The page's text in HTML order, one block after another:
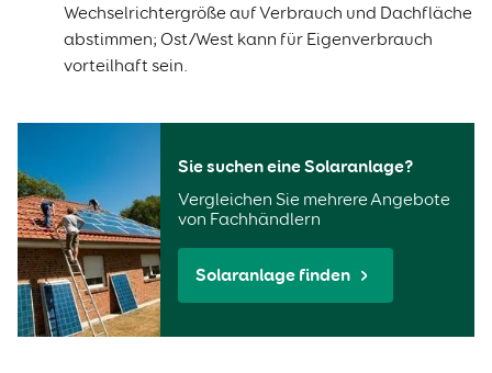
Wechselrichtergröße auf Verbrauch und Dachfläche
abstimmen; Ost/West kann für Eigenverbrauch
vorteilhaft sein.
Sie suchen eine Solaranlage?
Vergleichen Sie mehrere Angebote
von Fachhändlern
Solaranlage finden